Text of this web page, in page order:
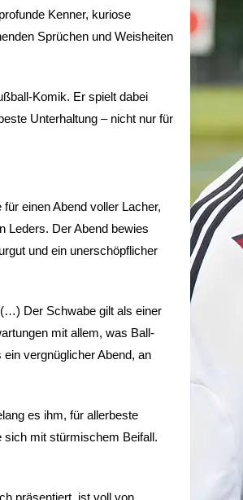
Kenner, kuriose
Sprüchen und Weisheiten
Komik. Er spielt dabei
Unterhaltung – nicht nur für
einen Abend voller Lacher,
Leders. Der Abend bewies
und ein unerschöpflicher
Der Schwabe gilt als einer
mit allem, was Ball-
vergnüglicher Abend, an
es ihm, für allerbeste
sich mit stürmischem Beifall.
präsentiert, ist voll von